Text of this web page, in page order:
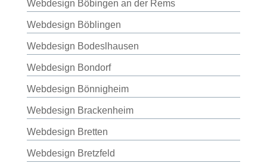
Webdesign Böbingen an der Rems
Webdesign Böblingen
Webdesign Bodeslhausen
Webdesign Bondorf
Webdesign Bönnigheim
Webdesign Brackenheim
Webdesign Bretten
Webdesign Bretzfeld